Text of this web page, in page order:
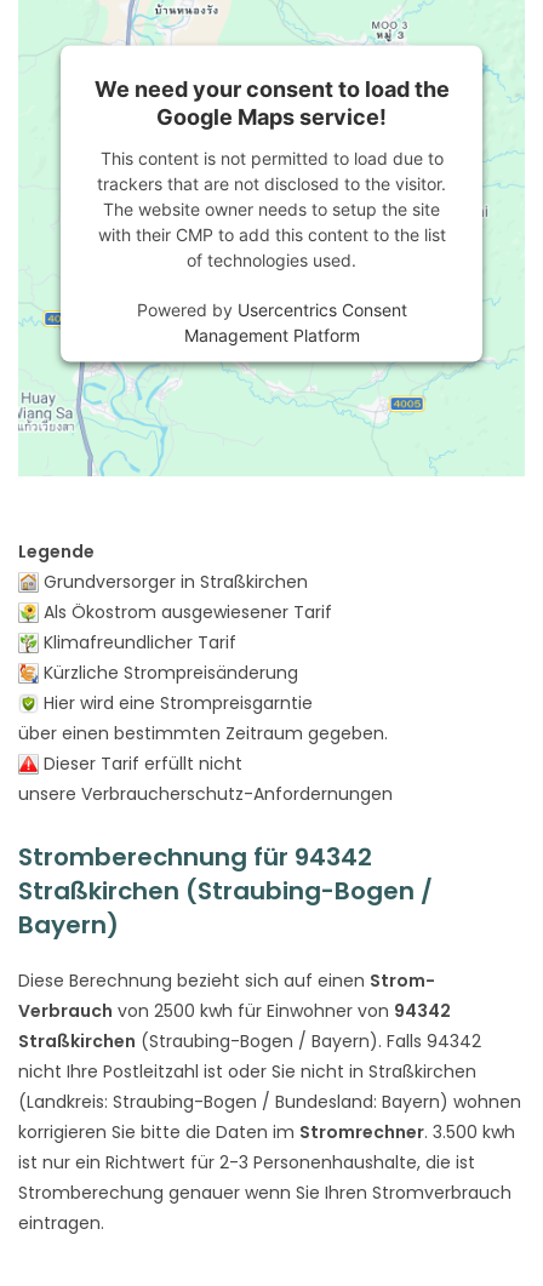
We need your consent to load the
Google Maps service!
This content is not permitted to load due to
trackers that are not disclosed to the visitor.
The website owner needs to setup the site
with their CMP to add this content to the list
of technologies used.
Powered by Usercentrics Consent
Management Platform
Legende
Grundversorger in Straßkirchen
Als Ökostrom ausgewiesener Tarif
Klimafreundlicher Tarif
Kürzliche Strompreisänderung
Hier wird eine Strompreisgarntie
über einen bestimmten Zeitraum gegeben.
Dieser Tarif erfüllt nicht
unsere Verbraucherschutz-Anfordernungen
Stromberechnung für 94342
Straßkirchen (Straubing-Bogen /
Bayern)
Diese Berechnung bezieht sich auf einen Strom-
Verbrauch von 2500 kwh für Einwohner von 94342
Straßkirchen (Straubing-Bogen / Bayern). Falls 94342
nicht Ihre Postleitzahl ist oder Sie nicht in Straßkirchen
(Landkreis: Straubing-Bogen / Bundesland: Bayern) wohnen
korrigieren Sie bitte die Daten im Stromrechner. 3.500 kwh
ist nur ein Richtwert für 2-3 Personenhaushalte, die ist
Stromberechung genauer wenn Sie Ihren Stromverbrauch
eintragen.